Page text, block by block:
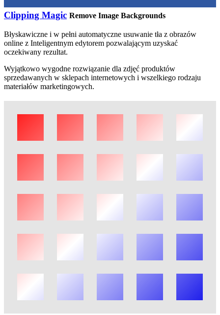
Clipping Magic Remove Image Backgrounds
Błyskawiczne i w pełni automatyczne usuwanie tła z obrazów
online z Inteligentnym edytorem pozwalającym uzyskać
oczekiwany rezultat.
Wyjątkowo wygodne rozwiązanie dla zdjęć produktów
sprzedawanych w sklepach internetowych i wszelkiego rodzaju
materiałów marketingowych.